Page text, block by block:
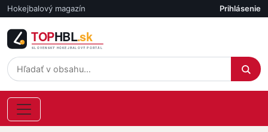
Skočiť na hlavný obsah
Hokejbalový magazín Účet
Prihlásenie